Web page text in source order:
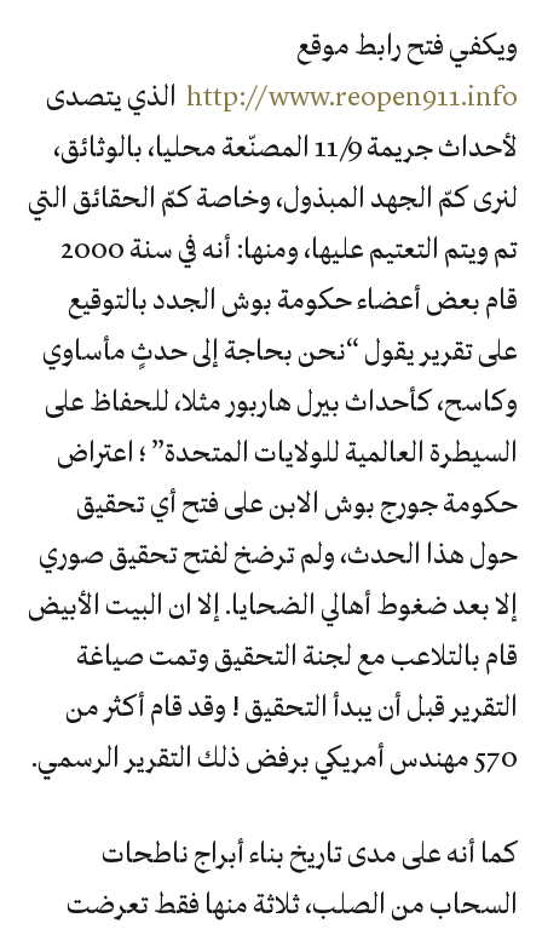
ويكفي فتح رابط موقع
http://www.reopen911.info الذي يتصدى
لأحداث جريمة 11/9 المصنّعة محليا، بالوثائق،
لنرى كمّ الجهد المبذول، وخاصة كمّ الحقائق التي
تم ويتم التعتيم عليها، ومنها: أنه في سنة 2000
قام بعض أعضاء حكومة بوش الجدد بالتوقيع
على تقرير يقول “نحن بحاجة إلى حدثٍ مأساوي
وكاسح، كأحداث بيرل هاربور مثلا، للحفاظ على
السيطرة العالمية للولايات المتحدة” ؛ اعتراض
حكومة جورج بوش الابن على فتح أي تحقيق
حول هذا الحدث، ولم ترضخ لفتح تحقيق صوري
إلا بعد ضغوط أهالي الضحايا. إلا ان البيت الأبيض
قام بالتلاعب مع لجنة التحقيق وتمت صياغة
التقرير قبل أن يبدأ التحقيق ! وقد قام أكثر من
570 مهندس أمريكي برفض ذلك التقرير الرسمي.
كما أنه على مدى تاريخ بناء أبراج ناطحات
السحاب من الصلب، ثلاثة منها فقط تعرضت